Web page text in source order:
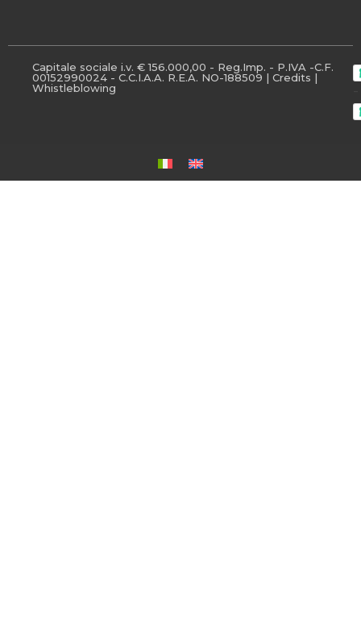
Capitale sociale i.v. € 156.000,00 - Reg.Imp. - P.IVA -C.F.
00152990024 - C.C.I.A.A. R.E.A. NO-188509 | Credits |
Whistleblowing